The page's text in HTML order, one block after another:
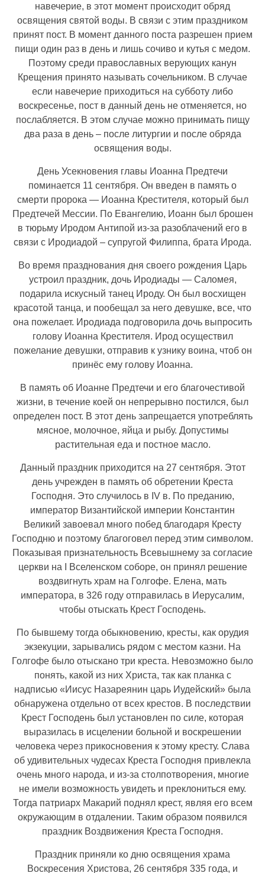
навечерие, в этот момент происходит обряд
освящения святой воды. В связи с этим праздником
принят пост. В момент данного поста разрешен прием
пищи один раз в день и лишь сочиво и кутья с медом.
Поэтому среди православных верующих канун
Крещения принято называть сочельником. В случае
если навечерие приходиться на субботу либо
воскресенье, пост в данный день не отменяется, но
послабляется. В этом случае можно принимать пищу
два раза в день – после литургии и после обряда
освящения воды.
День Усекновения главы Иоанна Предтечи
поминается 11 сентября. Он введен в память о
смерти пророка — Иоанна Крестителя, который был
Предтечей Мессии. По Евангелию, Иоанн был брошен
в тюрьму Иродом Антипой из-за разоблачений его в
связи с Иродиадой – супругой Филиппа, брата Ирода.
Во время празднования дня своего рождения Царь
устроил праздник, дочь Иродиады — Саломея,
подарила искусный танец Ироду. Он был восхищен
красотой танца, и пообещал за него девушке, все, что
она пожелает. Иродиада подговорила дочь выпросить
голову Иоанна Крестителя. Ирод осуществил
пожелание девушки, отправив к узнику воина, чтоб он
принёс ему голову Иоанна.
В память об Иоанне Предтечи и его благочестивой
жизни, в течение коей он непрерывно постился, был
определен пост. В этот день запрещается употреблять
мясное, молочное, яйца и рыбу. Допустимы
растительная еда и постное масло.
Данный праздник приходится на 27 сентября. Этот
день учрежден в память об обретении Креста
Господня. Это случилось в IV в. По преданию,
император Византийской империи Константин
Великий завоевал много побед благодаря Кресту
Господню и поэтому благоговел перед этим символом.
Показывая признательность Всевышнему за согласие
церкви на I Вcеленском соборе, он принял решение
воздвигнуть храм на Голгофе. Елена, мать
императора, в 326 году отправилась в Иерусалим,
чтобы отыскать Крест Господень.
По бывшему тогда обыкновению, кресты, как орудия
экзекуции, зарывались рядом с местом казни. На
Голгофе было отыскано три креста. Невозможно было
понять, какой из них Христа, так как планка с
надписью «Иисус Назареянин царь Иудейский» была
обнаружена отдельно от всех крестов. В последствии
Крест Господень был установлен по силе, которая
выразилась в исцелении больной и воскрешении
человека через прикосновения к этому кресту. Слава
об удивительных чудесах Креста Господня привлекла
очень много народа, и из-за столпотворения, многие
не имели возможность увидеть и преклониться ему.
Тогда патриарх Макарий поднял крест, являя его всем
окружающим в отдалении. Таким образом появился
праздник Воздвижения Креста Господня.
Праздник приняли ко дню освящения храма
Воскресения Христова, 26 сентября 335 года, и